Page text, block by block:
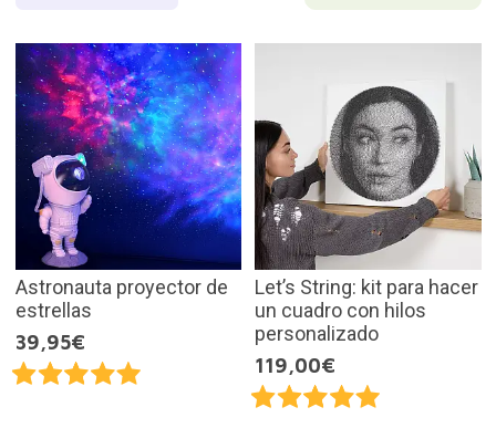
Astronauta proyector de
estrellas
39,95€
Let’s String: kit para hacer
un cuadro con hilos
personalizado
119,00€